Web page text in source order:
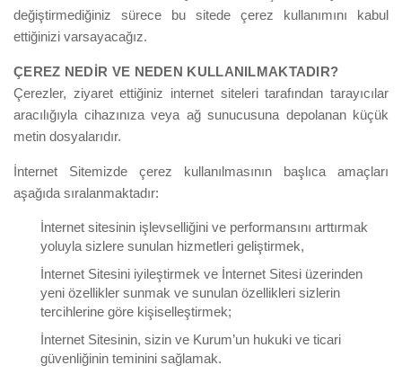
değiştirmediğiniz sürece bu sitede çerez kullanımını kabul
ettiğinizi varsayacağız.
ÇEREZ NEDİR VE NEDEN KULLANILMAKTADIR?
Çerezler, ziyaret ettiğiniz internet siteleri tarafından tarayıcılar
aracılığıyla cihazınıza veya ağ sunucusuna depolanan küçük
metin dosyalarıdır.
İnternet Sitemizde çerez kullanılmasının başlıca amaçları
aşağıda sıralanmaktadır:
İnternet sitesinin işlevselliğini ve performansını arttırmak
yoluyla sizlere sunulan hizmetleri geliştirmek,
İnternet Sitesini iyileştirmek ve İnternet Sitesi üzerinden
yeni özellikler sunmak ve sunulan özellikleri sizlerin
tercihlerine göre kişiselleştirmek;
İnternet Sitesinin, sizin ve Kurum’un hukuki ve ticari
güvenliğinin teminini sağlamak.